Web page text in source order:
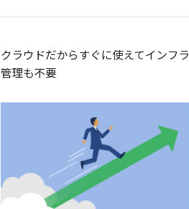
クラウドだからすぐに使えてインフラ
管理も不要